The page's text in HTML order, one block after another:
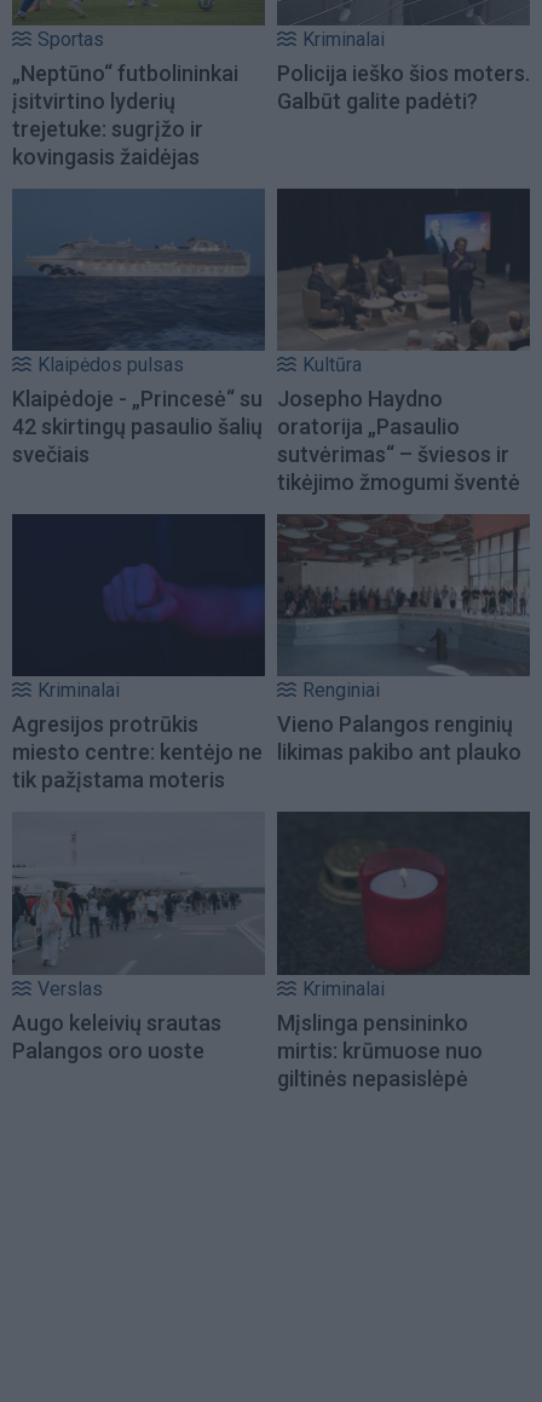
Sportas
„Neptūno“ futbolininkai
įsitvirtino lyderių
trejetuke: sugrįžo ir
kovingasis žaidėjas
Kriminalai
Policija ieško šios moters.
Galbūt galite padėti?
Klaipėdos pulsas
Klaipėdoje - „Princesė“ su
42 skirtingų pasaulio šalių
svečiais
Kultūra
Josepho Haydno
oratorija „Pasaulio
sutvėrimas“ – šviesos ir
tikėjimo žmogumi šventė
Kriminalai
Agresijos protrūkis
miesto centre: kentėjo ne
tik pažįstama moteris
Renginiai
Vieno Palangos renginių
likimas pakibo ant plauko
Verslas
Augo keleivių srautas
Palangos oro uoste
Kriminalai
Mįslinga pensininko
mirtis: krūmuose nuo
giltinės nepasislėpė